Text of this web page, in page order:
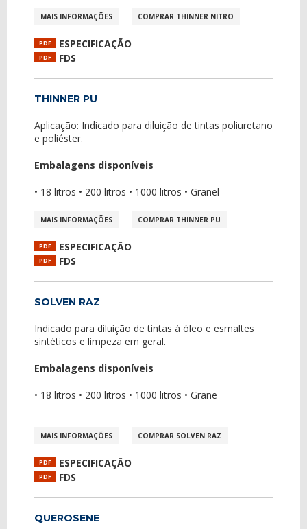
MAIS INFORMAÇÕES COMPRAR THINNER NITRO
PDF ESPECIFICAÇÃO
PDF FDS
THINNER PU
Aplicação: Indicado para diluição de tintas poliuretano
e poliéster.
Embalagens disponíveis
• 18 litros • 200 litros • 1000 litros • Granel
MAIS INFORMAÇÕES COMPRAR THINNER PU
PDF ESPECIFICAÇÃO
PDF FDS
SOLVEN RAZ
Indicado para diluição de tintas à óleo e esmaltes
sintéticos e limpeza em geral.
Embalagens disponíveis
• 18 litros • 200 litros • 1000 litros • Grane
MAIS INFORMAÇÕES COMPRAR SOLVEN RAZ
PDF ESPECIFICAÇÃO
PDF FDS
QUEROSENE